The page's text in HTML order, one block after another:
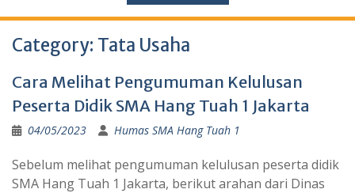
Category: Tata Usaha
Cara Melihat Pengumuman Kelulusan
Peserta Didik SMA Hang Tuah 1 Jakarta
04/05/2023 Humas SMA Hang Tuah 1
Sebelum melihat pengumuman kelulusan peserta didik
SMA Hang Tuah 1 Jakarta, berikut arahan dari Dinas